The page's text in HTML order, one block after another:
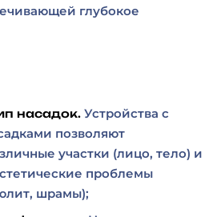
глубокое
насадок. Устройства с
позволяют
участки (лицо, тело) и
проблемы
шрамы);